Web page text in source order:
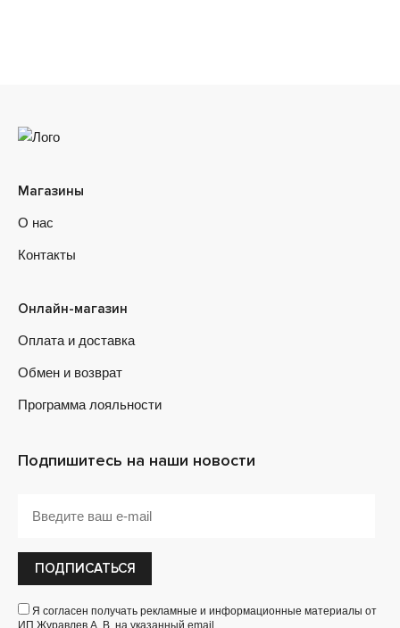
Магазины
О нас
Контакты
Онлайн-магазин
Оплата и доставка
Обмен и возврат
Программа лояльности
Подпишитесь на наши новости
ПОДПИСАТЬСЯ
Я согласен получать рекламные и информационные материалы от
ИП Журавлев А. В. на указанный email.